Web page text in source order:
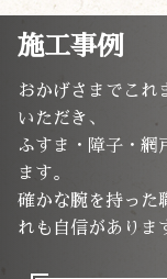
施工事例
おかげさまでこれ
いただき、
ふすま・障子・網
ます。
確かな腕を持った
れも自信がありま